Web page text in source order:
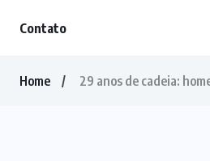
Contato
Home 29 anos de cadeia: